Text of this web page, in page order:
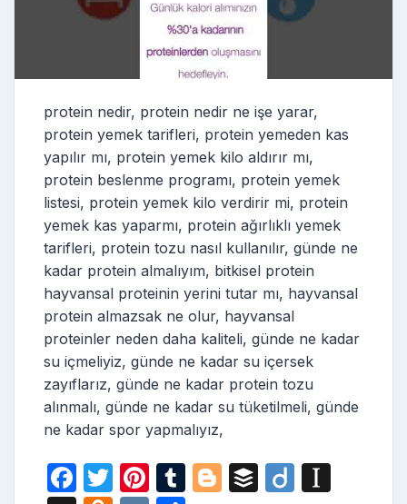
protein nedir, protein nedir ne işe yarar,
protein yemek tarifleri, protein yemeden kas
yapılır mı, protein yemek kilo aldırır mı,
protein beslenme programı, protein yemek
listesi, protein yemek kilo verdirir mi, protein
yemek kas yaparmı, protein ağırlıklı yemek
tarifleri, protein tozu nasıl kullanılır, günde ne
kadar protein almalıyım, bitkisel protein
hayvansal proteinin yerini tutar mı, hayvansal
protein almazsak ne olur, hayvansal
proteinler neden daha kaliteli, günde ne kadar
su içmeliyiz, günde ne kadar su içersek
zayıflarız, günde ne kadar protein tozu
alınmalı, günde ne kadar su tüketilmeli, günde
ne kadar spor yapmalıyız,
F
T
Pi T
Bl B
Di